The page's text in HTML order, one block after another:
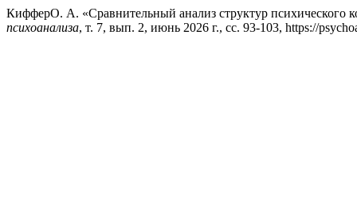
КифферО. А. «Сравнительный анализ структур
психоанализа, т. 7, вып. 2, июнь 2026 г., сс. 93-103, https://